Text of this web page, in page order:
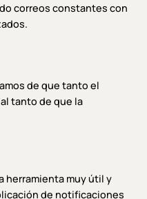
correos constantes con
de que tanto el
tanto de que la
herramienta muy útil y
de notificaciones